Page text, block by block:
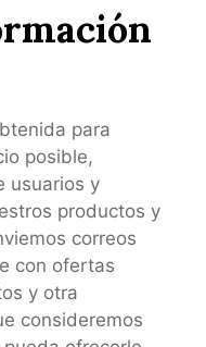
para
posible,
usuarios y
productos y
correos
con ofertas
y otra
consideremos